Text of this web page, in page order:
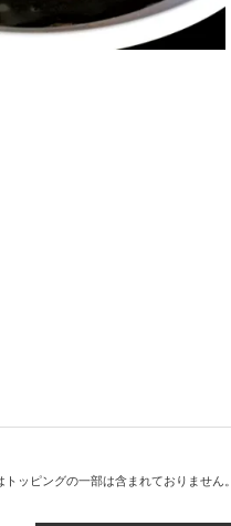
ッピングの一部は含まれておりません。